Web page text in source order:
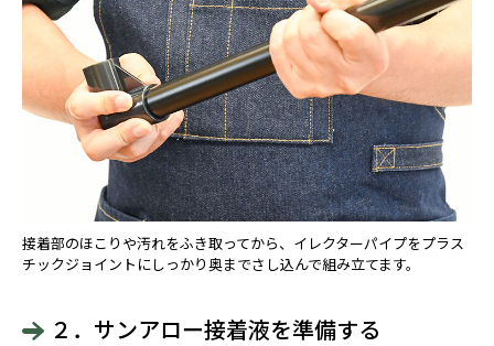
接着部のほこりや汚れをふき取ってから、イレクターパイプをプラス
チックジョイントにしっかり奥までさし込んで組み立てます。
２．サンアロー接着液を準備する